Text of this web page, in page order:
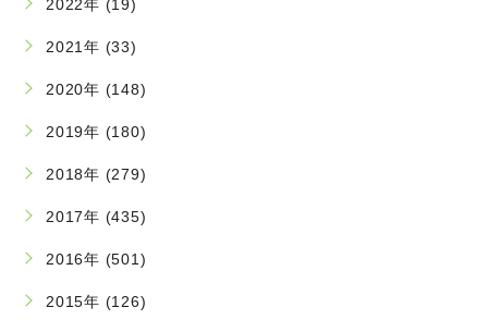
2022年 (19)
2021年 (33)
2020年 (148)
2019年 (180)
2018年 (279)
2017年 (435)
2016年 (501)
2015年 (126)